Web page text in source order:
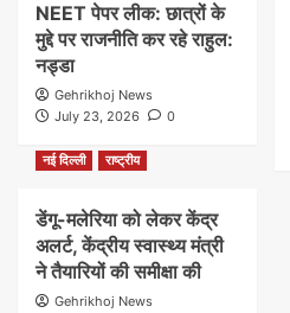
NEET पेपर लीक: छात्रों के
मुद्दे पर राजनीति कर रहे राहुल:
नड्डा
Gehrikhoj News
July 23, 2026
0
नई दिल्ली
राष्ट्रीय
डेंगू-मलेरिया को लेकर केंद्र
अलर्ट, केंद्रीय स्वास्थ्य मंत्री
ने तैयारियों की समीक्षा की
Gehrikhoj News